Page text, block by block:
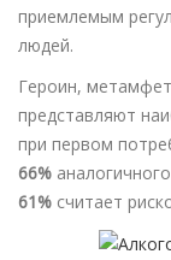
приемлемым
людей.
Героин,
представляют
при первом
66%
61% считает